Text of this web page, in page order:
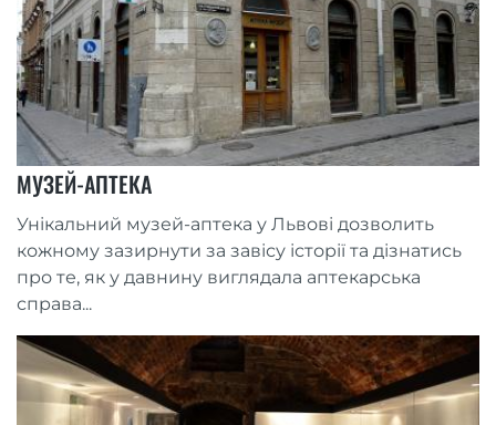
МУЗЕЙ-АПТЕКА
Унікальний музей-аптека у Львові дозволить
кожному зазирнути за завісу історії та дізнатись
про те, як у давнину виглядала аптекарська
справа...